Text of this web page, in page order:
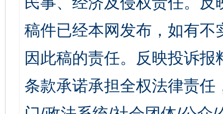
稿件已经本网发布，如有
因此稿的责任。反映投诉
条款承诺承担全权法律责